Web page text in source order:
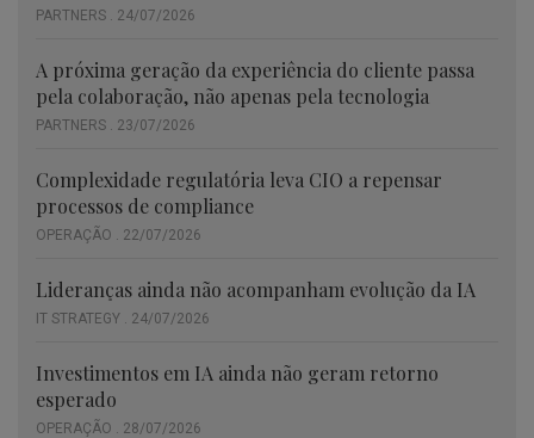
PARTNERS . 24/07/2026
A próxima geração da experiência do cliente passa
pela colaboração, não apenas pela tecnologia
PARTNERS . 23/07/2026
Complexidade regulatória leva CIO a repensar
processos de compliance
OPERAÇÃO . 22/07/2026
Lideranças ainda não acompanham evolução da IA
IT STRATEGY . 24/07/2026
Investimentos em IA ainda não geram retorno
esperado
OPERAÇÃO . 28/07/2026